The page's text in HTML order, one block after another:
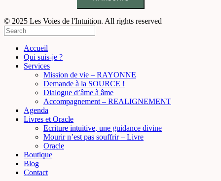
© 2025 Les Voies de l'Intuition. All rights reserved
Accueil
Qui suis-je ?
Services
Mission de vie – RAYONNE
Demande à la SOURCE !
Dialogue d’âme à âme
Accompagnement – REALIGNEMENT
Agenda
Livres et Oracle
Ecriture intuitive, une guidance divine
Mourir n’est pas souffrir – Livre
Oracle
Boutique
Blog
Contact